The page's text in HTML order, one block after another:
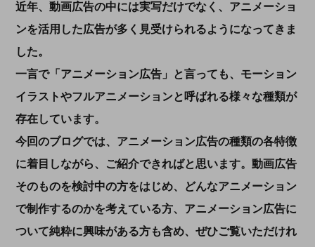
近年、動画広告の中には実写だけでなく、アニメーショ
ンを活用した広告が多く見受けられるようになってきま
した。
一言で「アニメーション広告」と言っても、モーション
イラストやフルアニメーションと呼ばれる様々な種類が
存在しています。
今回のブログでは、アニメーション広告の種類の各特徴
に着目しながら、ご紹介できればと思います。動画広告
そのものを検討中の方をはじめ、どんなアニメーション
で制作するのかを考えている方、アニメーション広告に
ついて純粋に興味がある方も含め、ぜひご覧いただけれ